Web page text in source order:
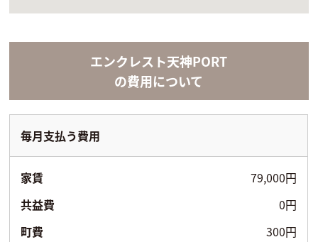
エンクレスト天神PORT
の費用について
毎月支払う費用
家賃
79,000円
共益費
0円
町費
300円